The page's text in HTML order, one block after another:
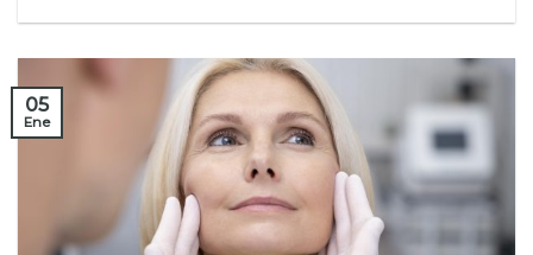
05
Ene